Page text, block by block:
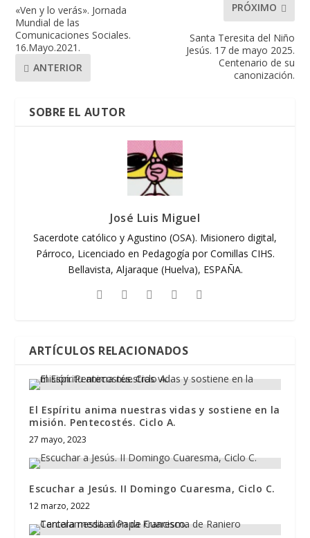
«Ven y lo verás». Jornada
Mundial de las
Comunicaciones Sociales.
16.Mayo.2021.
ANTERIOR
PRÓXIMO
Santa Teresita del Niño
Jesús. 17 de mayo 2025.
Centenario de su
canonización.
SOBRE EL AUTOR
José Luis Miguel
Sacerdote católico y Agustino (OSA). Misionero digital,
Párroco, Licenciado en Pedagogía por Comillas CIHS.
Bellavista, Aljaraque (Huelva), ESPAÑA.
ARTÍCULOS RELACIONADOS
El Espíritu anima nuestras vidas y sostiene en la
misión. Pentecostés. Ciclo A.
27 mayo, 2023
Escuchar a Jesús. II Domingo Cuaresma, Ciclo C.
12 marzo, 2022